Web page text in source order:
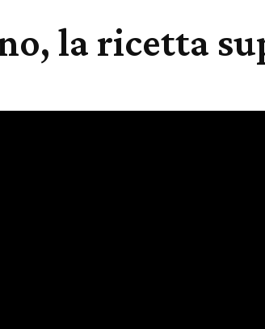
la ricetta